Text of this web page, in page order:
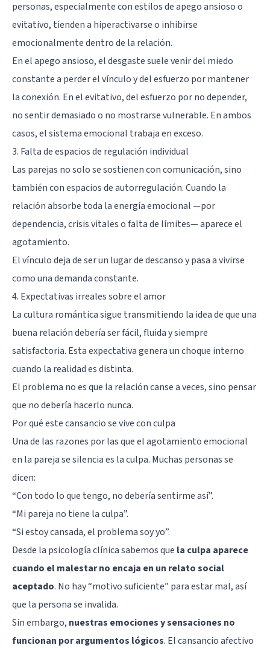
personas, especialmente con estilos de apego ansioso o
evitativo, tienden a hiperactivarse o inhibirse
emocionalmente dentro de la relación.
En el apego ansioso, el desgaste suele venir del miedo
constante a perder el vínculo y del esfuerzo por mantener
la conexión. En el evitativo, del esfuerzo por no depender,
no sentir demasiado o no mostrarse vulnerable. En ambos
casos, el sistema emocional trabaja en exceso.
3. Falta de espacios de regulación individual
Las parejas no solo se sostienen con comunicación, sino
también con espacios de autorregulación. Cuando la
relación absorbe toda la energía emocional —por
dependencia, crisis vitales o falta de límites— aparece el
agotamiento.
El vínculo deja de ser un lugar de descanso y pasa a vivirse
como una demanda constante.
4. Expectativas irreales sobre el amor
La cultura romántica sigue transmitiendo la idea de que una
buena relación debería ser fácil, fluida y siempre
satisfactoria. Esta expectativa genera un choque interno
cuando la realidad es distinta.
El problema no es que la relación canse a veces, sino pensar
que no debería hacerlo nunca.
Por qué este cansancio se vive con culpa
Una de las razones por las que el agotamiento emocional
en la pareja se silencia es la culpa. Muchas personas se
dicen:
“Con todo lo que tengo, no debería sentirme así”.
“Mi pareja no tiene la culpa”.
“Si estoy cansada, el problema soy yo”.
Desde la psicología clínica sabemos que la culpa aparece
cuando el malestar no encaja en un relato social
aceptado. No hay “motivo suficiente” para estar mal, así
que la persona se invalida.
Sin embargo, nuestras emociones y sensaciones no
funcionan por argumentos lógicos. El cansancio afectivo